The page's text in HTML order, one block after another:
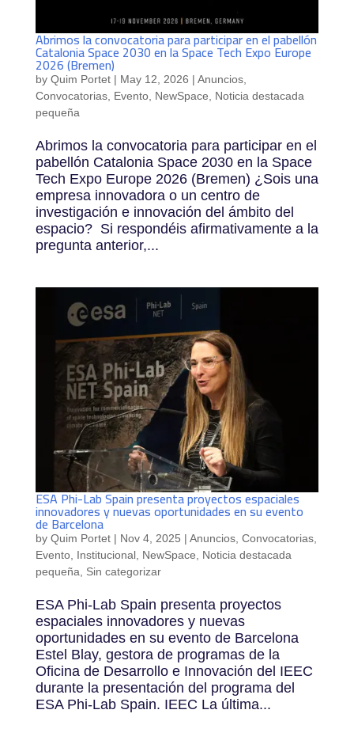
Abrimos la convocatoria para participar en el pabellón
Catalonia Space 2030 en la Space Tech Expo Europe
2026 (Bremen)
by Quim Portet| May 12, 2026 | Anuncios,
Convocatorias, Evento, NewSpace
Noticia destacada
pequeña
Abrimos la convocatoria para participar en el
pabellón Catalonia Space 2030 en la Space
Tech Expo Europe 2026 (Bremen) ¿Sois una
empresa innovadora o un centro de
investigación e innovación del ámbito del
espacio? Si respondéis afirmativamente a la
pregunta anterior,...
ESA Phi-Lab Spain presenta proyectos espaciales
innovadores y nuevas oportunidades en su evento
de Barcelona
by Quim Portet| Nov 4, 2025 | Anuncios, Convocatorias,
Evento, Institucional, NewSpace
Noticia destacada
pequeña
Sin categorizar
ESA Phi-Lab Spain presenta proyectos
espaciales innovadores y nuevas
oportunidades en su evento de Barcelona
Estel Blay, gestora de programas de la
Oficina de Desarrollo e Innovación del IEEC
durante la presentación del programa del
ESA Phi-Lab Spain. IEEC La última...